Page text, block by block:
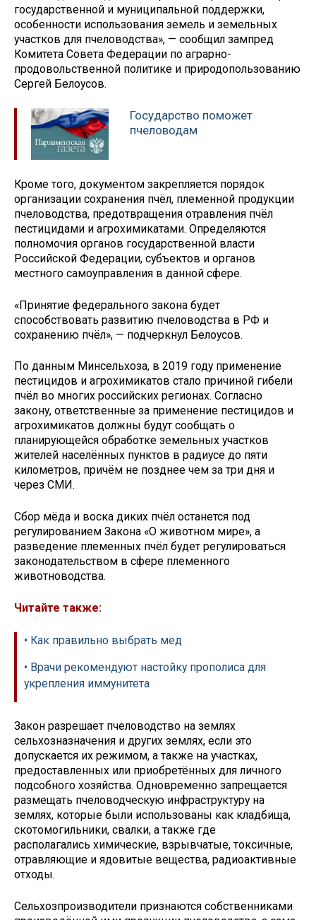
государственной и муниципальной поддержки,
особенности использования земель и земельных
участков для пчеловодства», — сообщил зампред
Комитета Совета Федерации по аграрно-
продовольственной политике и природопользованию
Сергей Белоусов.
Государство поможет
пчеловодам
Кроме того, документом закрепляется порядок
организации сохранения пчёл, племенной продукции
пчеловодства, предотвращения отравления пчёл
пестицидами и агрохимикатами. Определяются
полномочия органов государственной власти
Российской Федерации, субъектов и органов
местного самоуправления в данной сфере.
«Принятие федерального закона будет
способствовать развитию пчеловодства в РФ и
сохранению пчёл», — подчеркнул Белоусов.
По данным Минсельхоза, в 2019 году применение
пестицидов и агрохимикатов стало причиной гибели
пчёл во многих российских регионах. Согласно
закону, ответственные за применение пестицидов и
агрохимикатов должны будут сообщать о
планирующейся обработке земельных участков
жителей населённых пунктов в радиусе до пяти
километров, причём не позднее чем за три дня и
через СМИ.
Сбор мёда и воска диких пчёл останется под
регулированием Закона «О животном мире», а
разведение племенных пчёл будет регулироваться
законодательством в сфере племенного
животноводства.
Читайте также:
• Как правильно выбрать мед
• Врачи рекомендуют настойку прополиса для
укрепления иммунитета
Закон разрешает пчеловодство на землях
сельхозназначения и других землях, если это
допускается их режимом, а также на участках,
предоставленных или приобретённых для личного
подсобного хозяйства. Одновременно запрещается
размещать пчеловодческую инфраструктуру на
землях, которые были использованы как кладбища,
скотомогильники, свалки, а также где
располагались химические, взрывчатые, токсичные,
отравляющие и ядовитые вещества, радиоактивные
отходы.
Сельхозпроизводители признаются собственниками